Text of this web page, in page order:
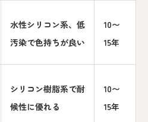
水性シリコン系、低
汚染で色持ちが良い
10〜
15年
シリコン樹脂系で耐
候性に優れる
10〜
15年